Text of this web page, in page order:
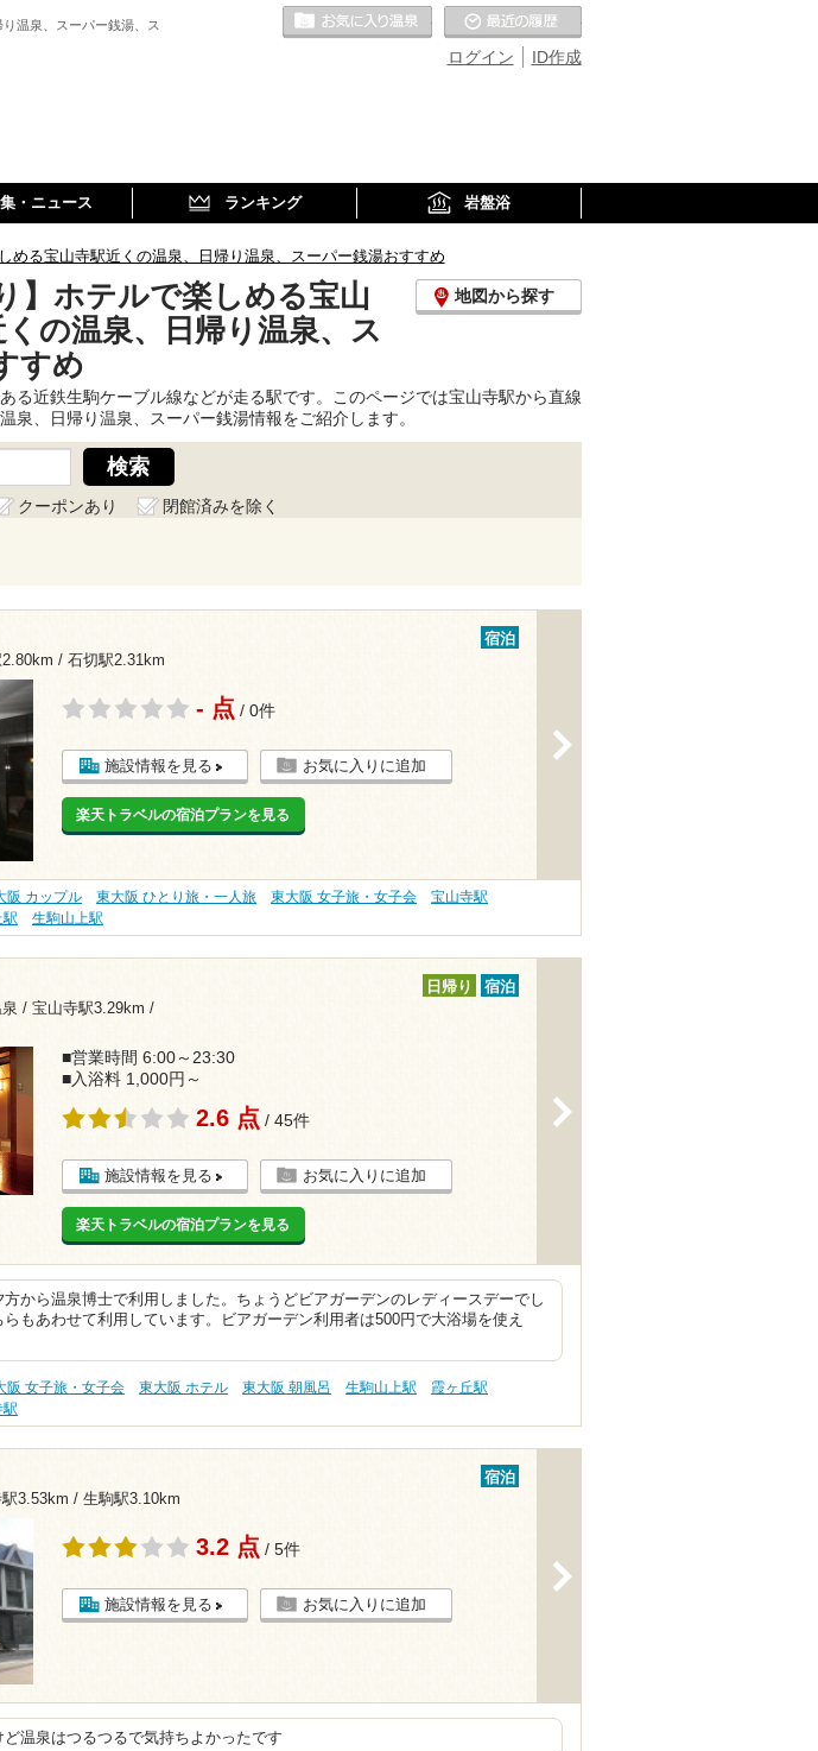
温泉、スーパー銭湯、ス
ID作成
ログイン
お気に入りの温泉
・ニュース ランキング 岩盤浴
める宝山寺駅近くの温泉、日帰り温泉、スーパー銭湯おすすめ
】ホテルで楽しめる宝山
の温泉、日帰り温泉、ス
すめ
地図から探す
る近鉄生駒ケーブル線などが走る駅です。このページでは宝山寺駅から直線
泉、日帰り温泉、スーパー銭湯情報をご紹介します。
クーポンあり
閉館済みを除く
/ 石切駅2.31km
宿泊
- 点 / 0件
施設情報を見る お気に入りに追加
楽天トラベルの宿泊プランを見る
阪 カップル 東大阪 ひとり旅・一人旅 東大阪 女子旅・女子会
宝山寺駅
駅 生駒山上駅
泉 / 宝山寺駅3.29km /
日帰り 宿泊
■営業時間 6:00～23:30
■入浴料 1,000円～
2.6 点 / 45件
施設情報を見る お気に入りに追加
楽天トラベルの宿泊プランを見る
から温泉博士で利用しました。ちょうどビアガーデンのレディースデーでし
らもあわせて利用しています。ビアガーデン利用者は500円で大浴場を使え
阪 女子旅・女子会 東大阪 ホテル 東大阪 朝風呂 生駒山上駅
霞ヶ丘駅
駅
3.53km / 生駒駅3.10km
宿泊
3.2 点 / 5件
施設情報を見る お気に入りに追加
ど温泉はつるつるで気持ちよかったです